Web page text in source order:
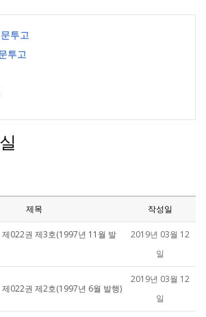
투고
투고
제목 작성일
022권 제3호(1997년 11월 발
2019년 03월 12
일
022권 제2호(1997년 6월 발행)
2019년 03월 12
일